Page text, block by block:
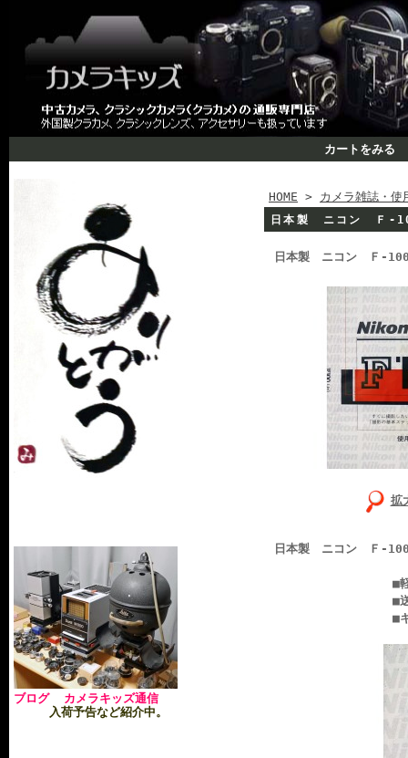
カートをみる
ブログ カメラキッズ通信
入荷予告など紹介中。
HOME > カメラ雑誌・使
日本製 ニコン Ｆ-
日本製 ニコン Ｆ-
拡
日本製 ニコン Ｆ-
■軽い使用感あり
■送料無料：ヤマ
■キレイで